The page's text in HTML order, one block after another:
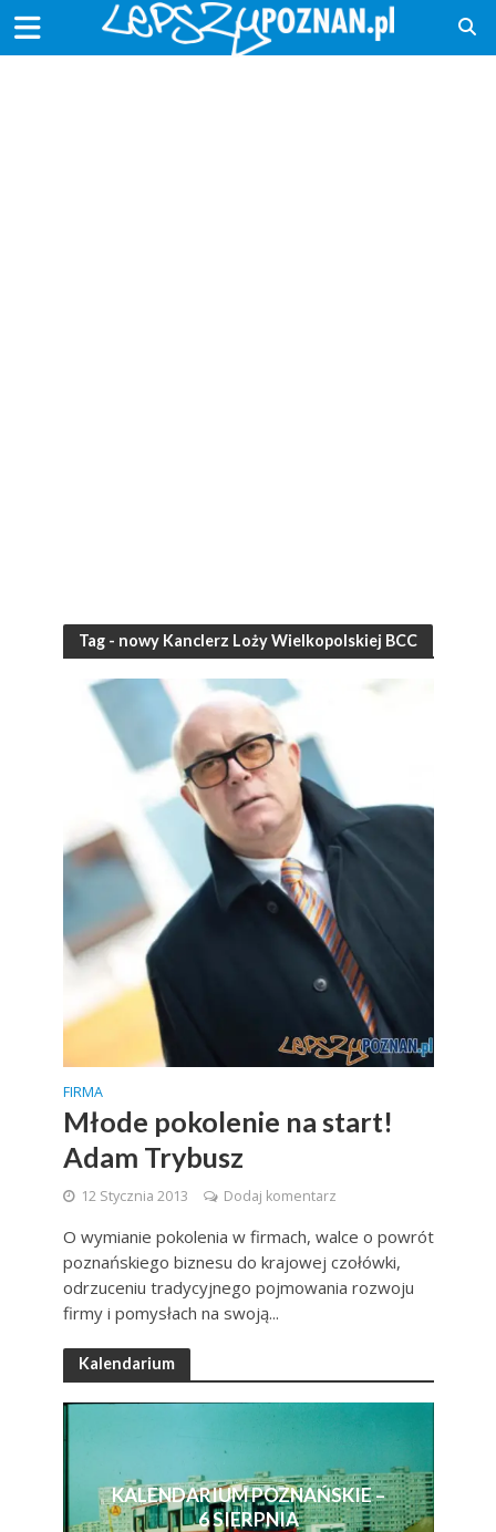
Tag - nowy Kanclerz Loży Wielkopolskiej BCC
FIRMA
Młode pokolenie na start!
Adam Trybusz
12 Stycznia 2013 Dodaj komentarz
O wymianie pokolenia w firmach, walce o powrót
poznańskiego biznesu do krajowej czołówki,
odrzuceniu tradycyjnego pojmowania rozwoju
firmy i pomysłach na swoją...
Kalendarium
KALENDARIUM POZNAŃSKIE –
6 SIERPNIA